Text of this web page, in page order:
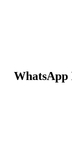
WhatsApp